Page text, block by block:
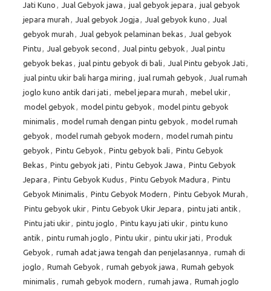
Jati Kuno , Jual Gebyok jawa , jual gebyok jepara , jual gebyok
jepara murah , Jual gebyok Jogja , Jual gebyok kuno , Jual
gebyok murah , Jual gebyok pelaminan bekas , Jual gebyok
Pintu , Jual gebyok second , Jual pintu gebyok , Jual pintu
gebyok bekas , jual pintu gebyok di bali , Jual Pintu gebyok Jati ,
jual pintu ukir bali harga miring , jual rumah gebyok , Jual rumah
joglo kuno antik dari jati , mebel jepara murah , mebel ukir,
model gebyok , model pintu gebyok , model pintu gebyok
minimalis , model rumah dengan pintu gebyok , model rumah
gebyok , model rumah gebyok modern , model rumah pintu
gebyok , Pintu Gebyok , Pintu gebyok bali , Pintu Gebyok
Bekas , Pintu gebyok jati , Pintu Gebyok Jawa , Pintu Gebyok
Jepara , Pintu Gebyok Kudus , Pintu Gebyok Madura , Pintu
Gebyok Minimalis , Pintu Gebyok Modern , Pintu Gebyok Murah ,
Pintu gebyok ukir, Pintu Gebyok Ukir Jepara , pintu jati antik ,
Pintu jati ukir, pintu joglo , Pintu kayu jati ukir, pintu kuno
antik , pintu rumah joglo , Pintu ukir, pintu ukir jati , Produk
Gebyok , rumah adat jawa tengah dan penjelasannya , rumah di
joglo , Rumah Gebyok , rumah gebyok jawa , Rumah gebyok
minimalis , rumah gebyok modern , rumah jawa , Rumah joglo